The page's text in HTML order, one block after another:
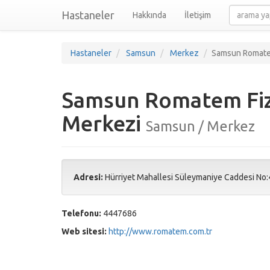
Hastaneler Hakkında İletişim
Hastaneler Samsun Merkez Samsun
Samsun Romatem
Merkezi Samsun / Merkez
Adresi: Hürriyet Mahallesi Süleymaniye Caddesi
Telefonu: 4447686
Web sitesi: http://www.romatem.com.tr